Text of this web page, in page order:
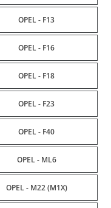
OPEL - F13
OPEL - F16
OPEL - F18
OPEL - F23
OPEL - F40
OPEL - ML6
OPEL - M22 (M1X)